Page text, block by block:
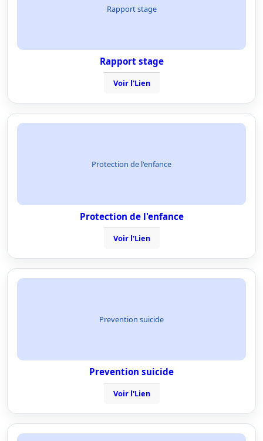
Rapport stage
Rapport stage
Voir l'Lien
Protection de l'enfance
Protection de l'enfance
Voir l'Lien
Prevention suicide
Prevention suicide
Voir l'Lien